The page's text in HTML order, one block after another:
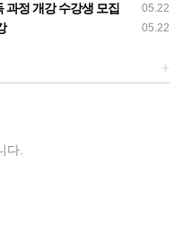
05.22
과정 개강 수강생 모집
05.22
+
다.